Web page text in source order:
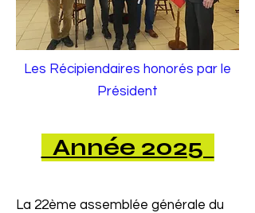
Les Récipiendaires honorés par le
Président
Année 2025
La 22ème assemblée générale du